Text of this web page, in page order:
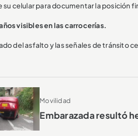
su celular para documentar la posición
visibles en las carrocerías.
del asfalto y las señales de tránsito
Movilidad
Embarazada resultó